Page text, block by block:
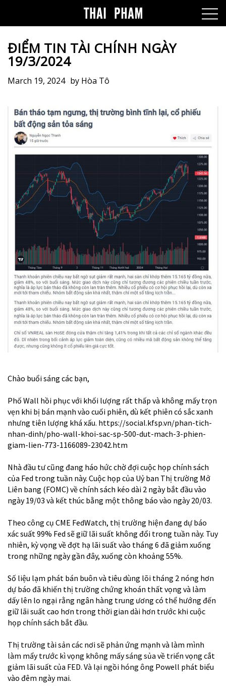
ĐIỂM TIN TÀI CHÍNH NGÀY
19/3/2024
March 19, 2024 by Hòa Tô
Chào buổi sáng các bạn,
Phố Wall hồi phục với khối lượng rất thấp và không mấy trọn
vẹn khi bị bán mạnh vào cuối phiên, dù kết phiên có sắc xanh
nhưng tiên lượng khá xấu. https://social.kfsp.vn/phan-tich-
nhan-dinh/pho-wall-khoi-sac-sp-500-dut-mach-3-phien-
giam-lien-773-1166089-23042.htm
Nhà đầu tư cũng đang háo hức chờ đợi cuộc họp chính sách
của Fed trong tuần này. Cuộc họp của Uỷ ban Thị trường Mở
Liên bang (FOMC) về chính sách kéo dài 2 ngày bắt đầu vào
ngày 19/03 và kết thúc bằng một thông báo vào ngày 20/03.
Theo công cụ CME FedWatch, thị trường hiện đang dự báo
xác suất 99% Fed sẽ giữ lãi suất không đổi trong tuần này. Tuy
nhiên, kỳ vọng về đợt hạ lãi suất vào tháng 6 đã giảm xuống
trong những ngày gần đây, xuống còn khoảng 55%.
Số liệu lạm phát bán buôn và tiêu dùng lõi tháng 2 nóng hơn
dự báo đã khiến thị trường chứng khoán thất vọng và làm
dấy lên lo ngại rằng ngân hàng trung ương có thể hướng đến
giữ lãi suất cao hơn trong thời gian dài hơn trước khi cuộc
họp chính sách bắt đầu.
Thị trường tài sản các nơi sẽ phản ứng mạnh và làm mình
làm mẩy trước kì vọng không mấy sáng sủa về triển vọng cắt
giảm lãi suất của FED. Và lại ngồi hóng ông Powell phát biểu
vào đêm ngày mai.